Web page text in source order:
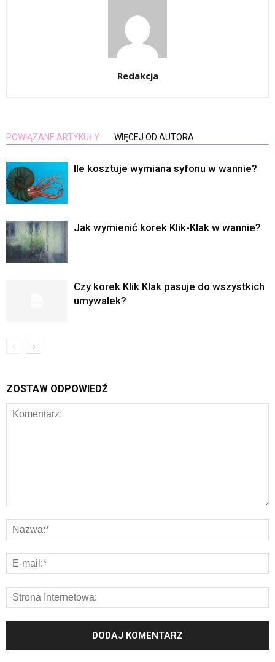
Redakcja
POWIĄZANE ARTYKUŁY WIĘCEJ OD AUTORA
Ile kosztuje wymiana syfonu w wannie?
Jak wymienić korek Klik-Klak w wannie?
Czy korek Klik Klak pasuje do wszystkich
umywalek?
ZOSTAW ODPOWIEDŹ